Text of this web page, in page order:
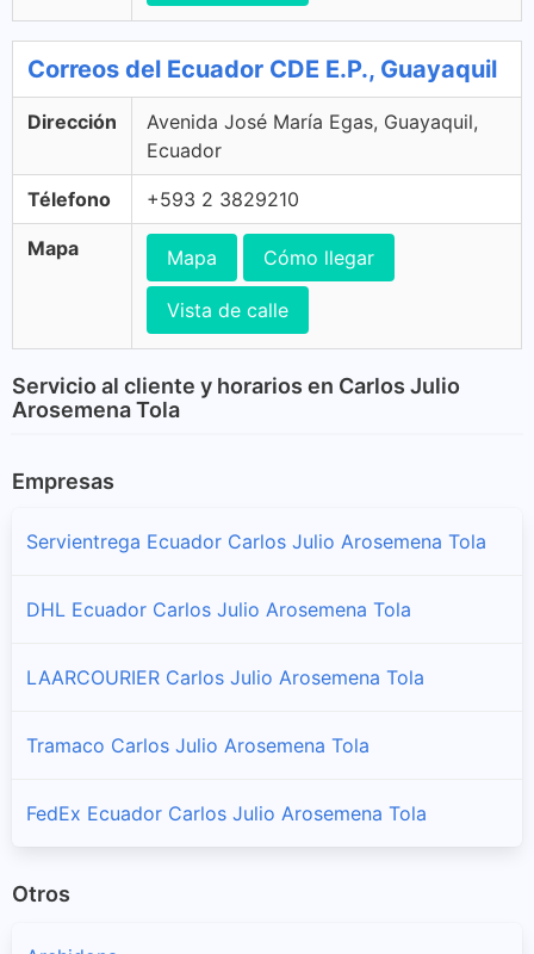
Correos del Ecuador CDE E.P., Guayaquil
Dirección
Avenida José María Egas, Guayaquil,
Ecuador
Télefono +593 2 3829210
Mapa Mapa Cómo llegar
Vista de calle
Servicio al cliente y horarios en Carlos Julio
Arosemena Tola
Empresas
Servientrega Ecuador Carlos Julio Arosemena Tola
DHL Ecuador Carlos Julio Arosemena Tola
LAARCOURIER Carlos Julio Arosemena Tola
Tramaco Carlos Julio Arosemena Tola
FedEx Ecuador Carlos Julio Arosemena Tola
Otros